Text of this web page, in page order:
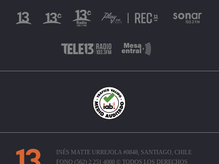
INÉS MATTE URREJOLA #0848, SANTIAGO, CHILE
FONO (562) 2 251 4000 © TODOS LOS DERECHOS